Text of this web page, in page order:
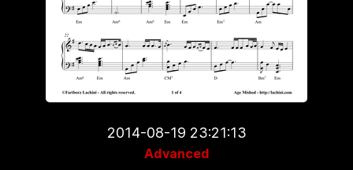
2014-08-19 23:21:13
Advanced